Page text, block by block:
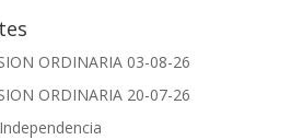
ORDINARIA 03-08-26
ORDINARIA 20-07-26